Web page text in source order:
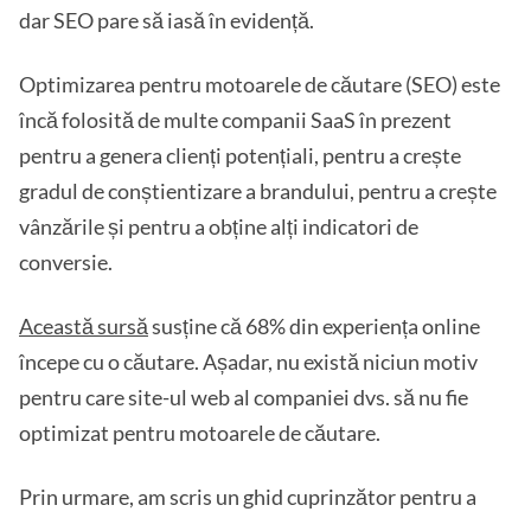
dar SEO pare să iasă în evidență.
Optimizarea pentru motoarele de căutare (SEO) este
încă folosită de multe companii SaaS în prezent
pentru a genera clienți potențiali, pentru a crește
gradul de conștientizare a brandului, pentru a crește
vânzările și pentru a obține alți indicatori de
conversie.
Această sursăsusține că 68% din experiența online
începe cu o căutare. Așadar, nu există niciun motiv
pentru care site-ul web al companiei dvs. să nu fie
optimizat pentru motoarele de căutare.
Prin urmare, am scris un ghid cuprinzător pentru a